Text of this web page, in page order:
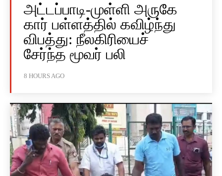
அட்டப்பாடி-முள்ளி அருகே
கார் பள்ளத்தில் கவிழ்ந்து
விபத்து: நீலகிரியைச்
சேர்ந்த மூவர் பலி
8 HOURS AGO